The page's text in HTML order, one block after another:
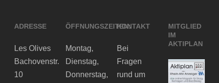
ADRESSE
Les Olives
Bachovenstr.
10
ÖFFNUNGSZEITEN:
Montag,
Dienstag,
Donnerstag,
KONTAKT
Bei
Fragen
rund um
MITGLIED
IM
AKTIPLAN